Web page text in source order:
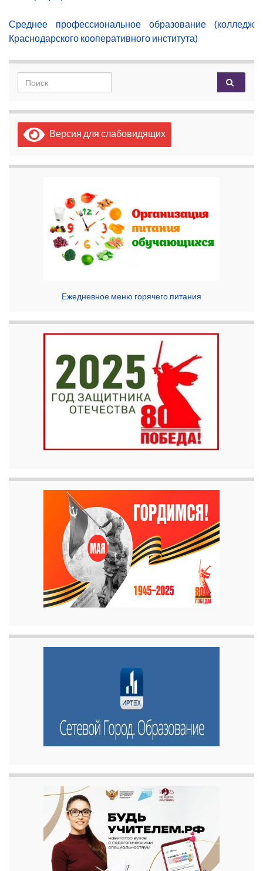
Среднее профессиональное образование (колледж
Краснодарского кооперативного института)
Search for:
Версия для слабовидящих
Ежедневное меню горячего питания